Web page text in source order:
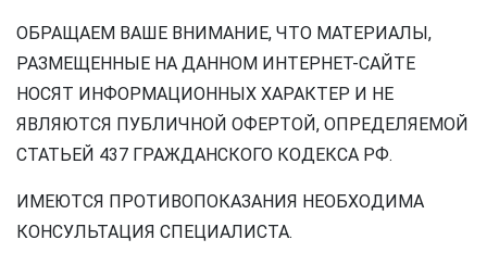
ОБРАЩАЕМ ВАШЕ ВНИМАНИЕ, ЧТО МАТЕРИАЛЫ,
РАЗМЕЩЕННЫЕ НА ДАННОМ ИНТЕРНЕТ-САЙТЕ
НОСЯТ ИНФОРМАЦИОННЫХ ХАРАКТЕР И НЕ
ЯВЛЯЮТСЯ ПУБЛИЧНОЙ ОФЕРТОЙ, ОПРЕДЕЛЯЕМОЙ
СТАТЬЕЙ 437 ГРАЖДАНСКОГО КОДЕКСА РФ.
ИМЕЮТСЯ ПРОТИВОПОКАЗАНИЯ НЕОБХОДИМА
КОНСУЛЬТАЦИЯ СПЕЦИАЛИСТА.